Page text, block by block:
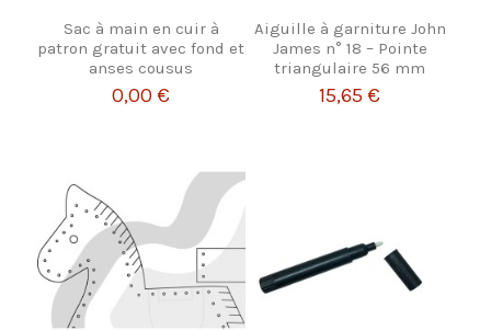
Sac à main en cuir à
patron gratuit avec fond et
anses cousus
0,00 €
Aiguille à garniture John
James n° 18 – Pointe
triangulaire 56 mm
15,65 €